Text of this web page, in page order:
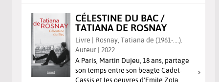
CÉLESTINE DU BAC /
TATIANA DE ROSNAY
Livre | Rosnay, Tatiana de (1961-....).
Auteur | 2022
A Paris, Martin Dujeu, 18 ans, partage
son temps entre son beagle Cadet-
Cassis et les oeuvres d'Emile Zola.